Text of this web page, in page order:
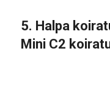
5. Halpa
Mini C2